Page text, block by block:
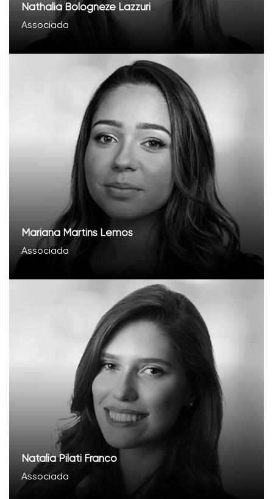
Nathalia Bologneze Lazzuri
Associada
Mariana Martins Lemos
Associada
Natalia Pilati Franco
Associada